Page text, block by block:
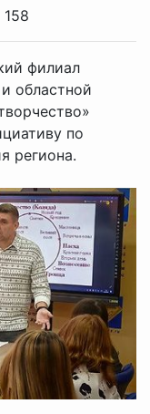
158
филиал
областной
по
региона.